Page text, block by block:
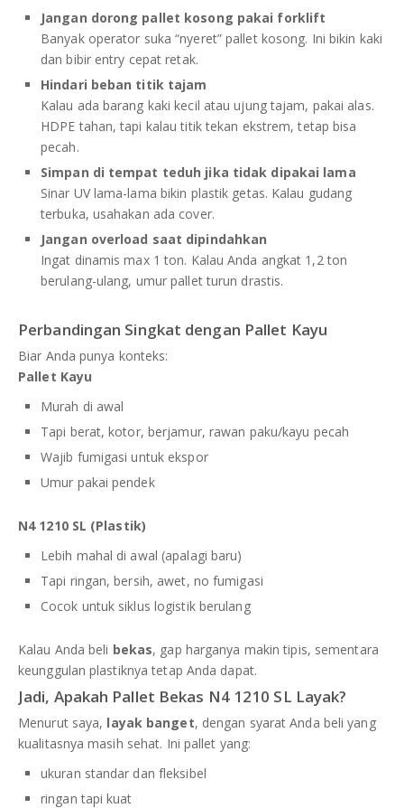
Jangan dorong pallet kosong pakai forklift
Banyak operator suka “nyeret” pallet kosong. Ini bikin kaki
dan bibir entry cepat retak.
Hindari beban titik tajam
Kalau ada barang kaki kecil atau ujung tajam, pakai alas.
HDPE tahan, tapi kalau titik tekan ekstrem, tetap bisa
pecah.
Simpan di tempat teduh jika tidak dipakai lama
Sinar UV lama-lama bikin plastik getas. Kalau gudang
terbuka, usahakan ada cover.
Jangan overload saat dipindahkan
Ingat dinamis max 1 ton. Kalau Anda angkat 1,2 ton
berulang-ulang, umur pallet turun drastis.
Perbandingan Singkat dengan Pallet Kayu
Biar Anda punya konteks:
Pallet Kayu
Murah di awal
Tapi berat, kotor, berjamur, rawan paku/kayu pecah
Wajib fumigasi untuk ekspor
Umur pakai pendek
N4 1210 SL (Plastik)
Lebih mahal di awal (apalagi baru)
Tapi ringan, bersih, awet, no fumigasi
Cocok untuk siklus logistik berulang
Kalau Anda beli bekas, gap harganya makin tipis, sementara
keunggulan plastiknya tetap Anda dapat.
Jadi, Apakah Pallet Bekas N4 1210 SL Layak?
Menurut saya, layak banget, dengan syarat Anda beli yang
kualitasnya masih sehat. Ini pallet yang:
ukuran standar dan fleksibel
ringan tapi kuat